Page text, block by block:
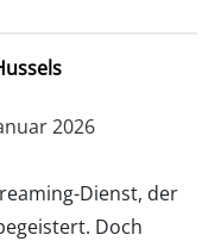
2026
Dienst, der
Doch